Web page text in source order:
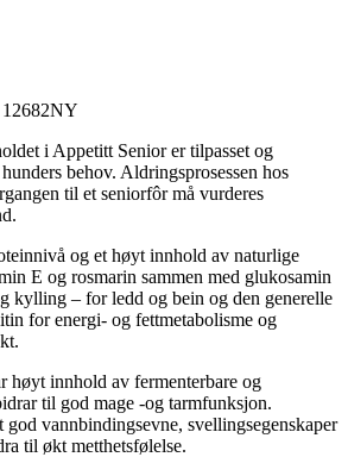
12682NY
i Appetitt Senior er tilpasset og
behov. Aldringsprosessen hos
til et seniorfôr må vurderes
og et høyt innhold av naturlige
E og rosmarin sammen med glukosamin
kylling – for ledd og bein og den generelle
for energi- og fettmetabolisme og
høyt innhold av fermenterbare og
til god mage -og tarmfunksjon.
vannbindingsevne, svellingsegenskaper
til økt metthetsfølelse.